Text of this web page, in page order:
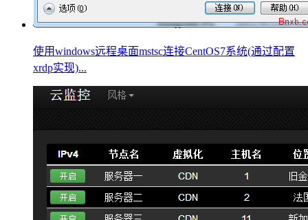
使用windows远程桌面mstsc连接CentOS7系统(通过配置
xrdp实现)...